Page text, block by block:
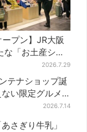
ープン】JR大阪
な「お土産ショ
バラ売りで地元
達”にも
2026.7.29
テナショップ誕
い限定グルメ
2026.7.14
さぎり牛乳」